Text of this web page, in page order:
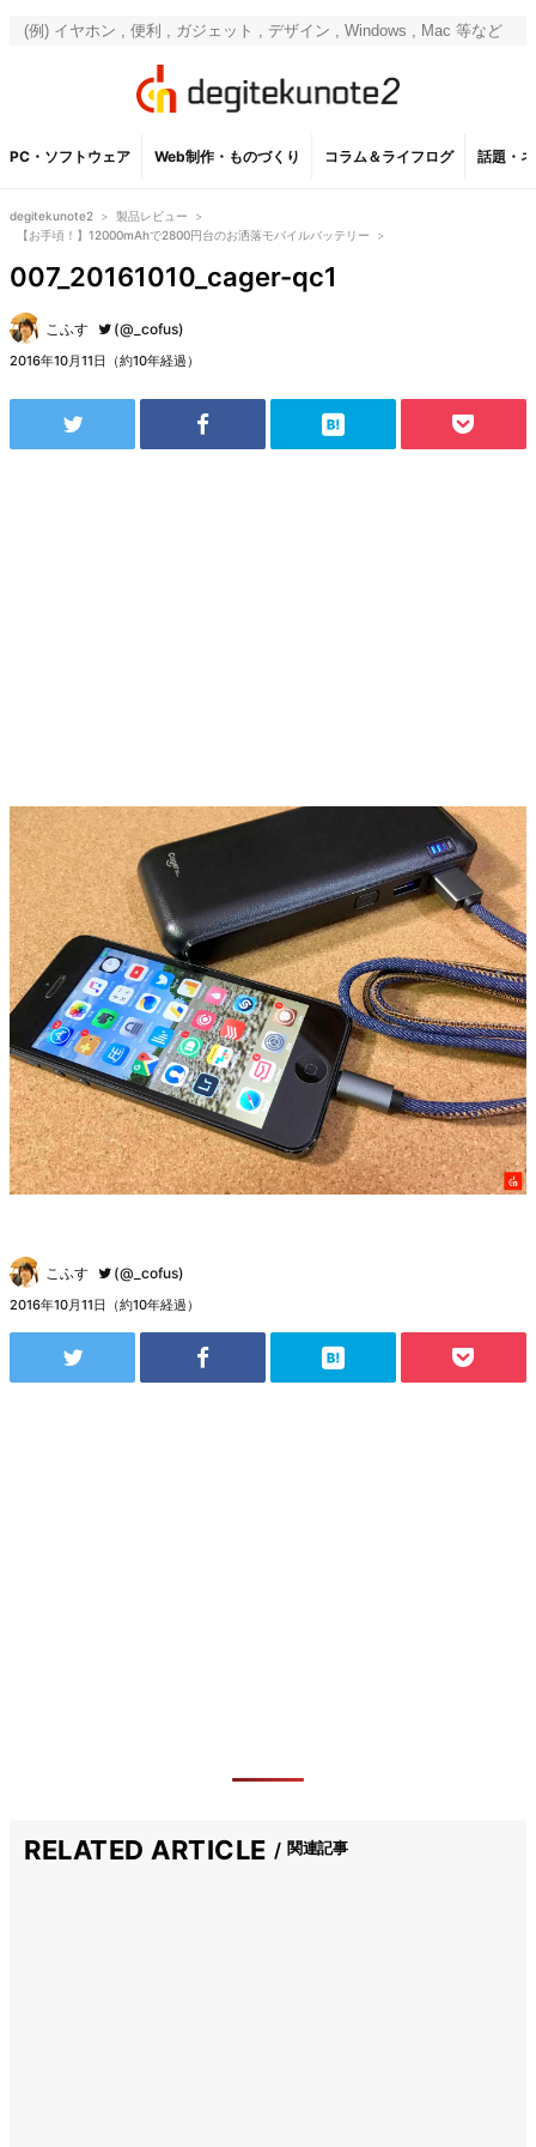
PC・ソフトウェア Web制作・ものづくり コラム＆ライフログ 話題・
degitekunote2 > 製品レビュー
>
【お手頃！】12000mAhで2800円台のお洒落モバイルバッテリー
>
007_20161010_cager-qc1
こふす (@_cofus)
2016年10月11日（約10年経過）
こふす (@_cofus)
2016年10月11日（約10年経過）
RELATED ARTICLE 関連記事